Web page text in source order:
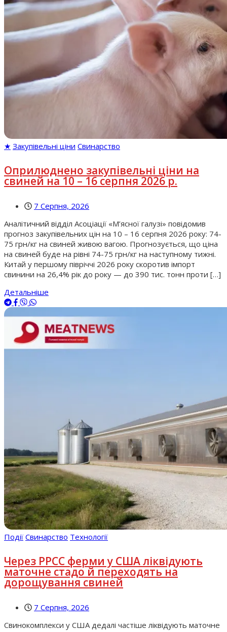
★ Закупівельні ціни Свинарство
Оприлюднено закупівельні ціни на
свиней на 10 – 16 серпня 2026 р.
7 Серпня, 2026
Аналітичний відділ Асоціації «М’ясної галузі» повідомив
прогноз закупівельних цін на 10 – 16 серпня 2026 року: 74-
75 грн/кг на свиней живою вагою. Прогнозується, що ціна
на свиней буде на рівні 74-75 грн/кг на наступному тижні.
Китай у першому півріччі 2026 року скоротив імпорт
свинини на 26,4% рік до року — до 390 тис. тонн проти […]
Детальніше
Події Свинарство Технології
Через РРСС ферми у США ліквідують
маточне стадо й переходять на
дорощування свиней
7 Серпня, 2026
Свинокомплекси у США дедалі частіше ліквідують маточне